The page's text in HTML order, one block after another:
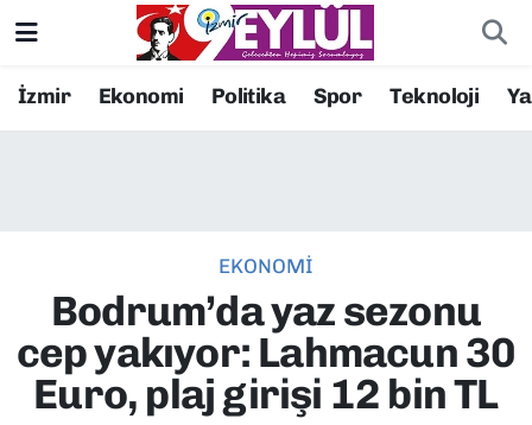
İzmir Ekonomi Politika Spor Teknoloji
EKONOMİ
Bodrum’da yaz sezonu
cep yakıyor: Lahmacun 30
Euro, plaj girişi 12 bin TL
Resmi İlanlar
EKONOMİ
KÜLTÜR SANAT
Konak Nöbetçi Eczaneler
Süper Lig Puan Durumu ve Fikstür
Tüm Manşetler
Son Dakika Haberleri